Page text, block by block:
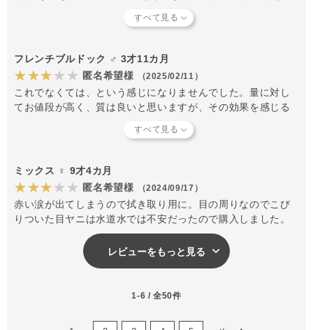
ます ただ量が少なくてすぐになくなりました
フレンチブルドック ♂ 3才11カ月
★★★★★ 匿名希望様 （2025/02/11）
これでなくては、という感じになりませんでした。量に対し
てお値段が高く、質は良いと思いますが、その効果を感じる
ミックス ♀ 9才4カ月
★★★★★ 匿名希望様 （2024/09/17）
赤い涙が出てしまうので拭き取り用に。目の周りなのでこび
りついた目ヤニは水道水では不安だったので購入しました。
レビューをもっと見る
1-6 / 全50件